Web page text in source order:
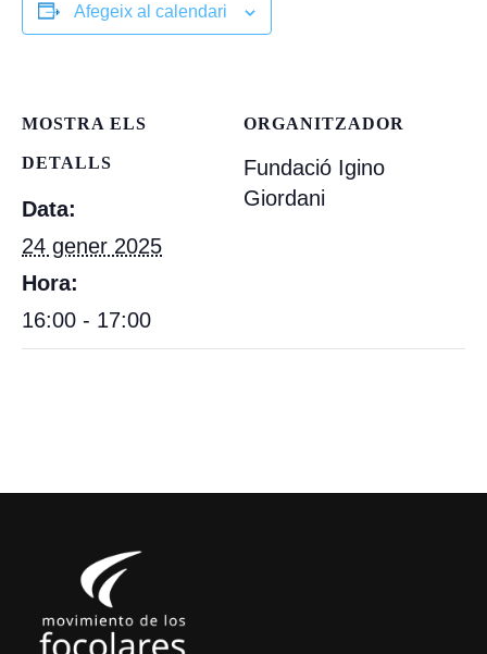
Afegeix al calendari
MOSTRA ELS
DETALLS
Data:
24 gener 2025
Hora:
16:00 - 17:00
ORGANITZADOR
Fundació Igino
Giordani